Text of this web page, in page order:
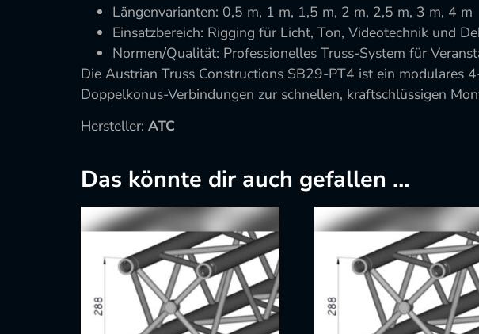
Längenvarianten: 0,5 m, 1 m, 1,5 m, 2 m, 2,5 m, 3 m, 4 m
Einsatzbereich: Rigging für Licht, Ton, Videotechnik und
Normen/Qualität: Professionelles Truss-System für
Die Austrian Truss Constructions SB29-PT4 ist ein modulares
Doppelkonus-Verbindungen zur schnellen, kraftschlüssigen
Hersteller: ATC
Das könnte dir auch gefallen …